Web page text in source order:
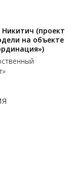
(проект
на объекте